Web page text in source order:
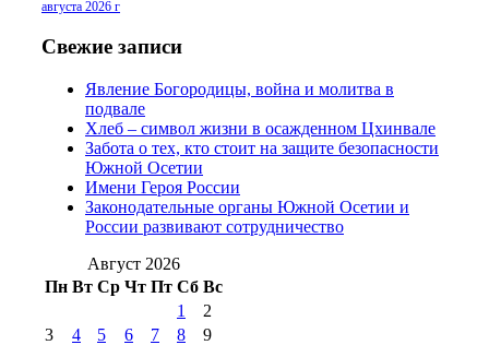
2016 г(13)
июля 2017 г
2012 г
(15)
№97 30 июля 2015 г
(15)№98 1 августа 2015 г
августа 2016 г(10)№98 5 июля 2014 г(10)
№98 8 августа 2013 г
августа 2012 г(14) №98+99 11 июля
2017 г(9)
№99 4 августа
2016 г(12) №99 8 июля 2014 г
августа 2012 г(11)
августа 2013 г
(12)
августа 2026 г
Свежие записи
Явление Богородицы, война и молитва в
подвале
Хлеб – символ жизни в осажденном Цхинвале
Забота о тех, кто стоит на защите безопасности
Южной Осетии
Имени Героя России
Законодательные органы Южной Осетии и
России развивают сотрудничество
Август 2026
Пн Вт Ср Чт Пт Сб Вс
1
2
3
4 5 6 7 8
9